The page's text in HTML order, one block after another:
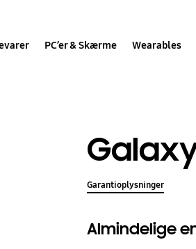
PC’er & Skærme Wearables
Garantioplysninger
Almindelige